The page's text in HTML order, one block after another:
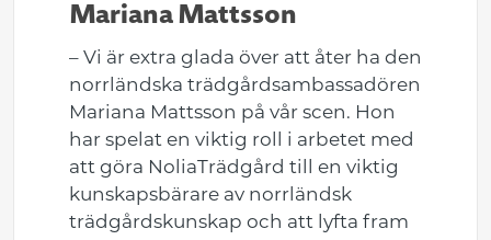
Mariana Mattsson
– Vi är extra glada över att åter ha den
norrländska trädgårdsambassadören
Mariana Mattsson på vår scen. Hon
har spelat en viktig roll i arbetet med
att göra NoliaTrädgård till en viktig
kunskapsbärare av norrländsk
trädgårdskunskap och att lyfta fram